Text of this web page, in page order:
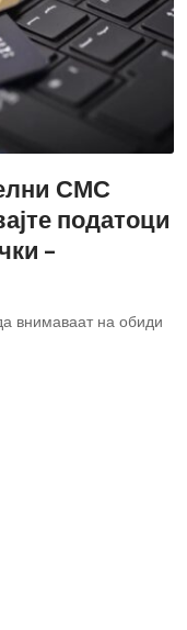
СМС
податоци
–
внимаваат на обиди